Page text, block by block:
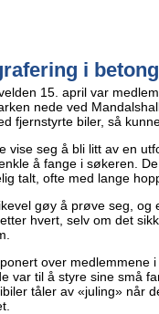
i
15. april var
nede ved
fjernstyrte biler, så
vise seg å bli litt av en
å fange i søkeren.
talt, ofte med lange
gøy å prøve seg, og
hvert, selv om det
over medlemmene
var til å styre sine små
tåler av «juling» når